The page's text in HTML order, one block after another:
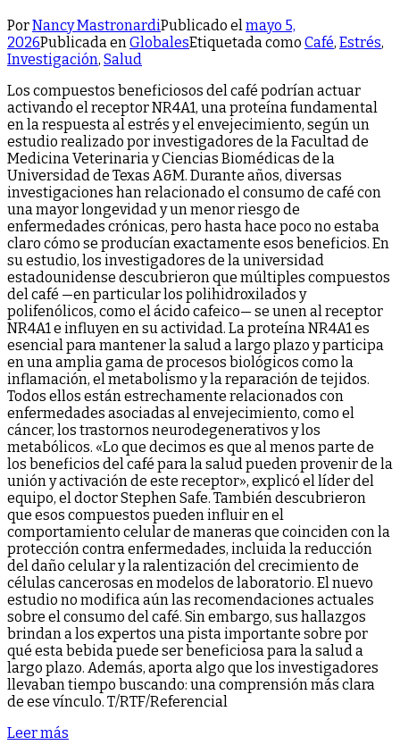
PorNancy MastronardiPublicado el mayo 5,
2026Publicada en GlobalesEtiquetada como Café, Estrés,
Investigación, Salud
Los compuestos beneficiosos del café podrían actuar
activando el receptor NR4A1, una proteína fundamental
en la respuesta al estrés y el envejecimiento, según un
estudio realizado por investigadores de la Facultad de
Medicina Veterinaria y Ciencias Biomédicas de la
Universidad de Texas A&M. Durante años, diversas
investigaciones han relacionado el consumo de café con
una mayor longevidad y un menor riesgo de
enfermedades crónicas, pero hasta hace poco no estaba
claro cómo se producían exactamente esos beneficios. En
su estudio, los investigadores de la universidad
estadounidense descubrieron que múltiples compuestos
del café —en particular los polihidroxilados y
polifenólicos, como el ácido cafeico— se unen al receptor
NR4A1 e influyen en su actividad. La proteína NR4A1 es
esencial para mantener la salud a largo plazo y participa
en una amplia gama de procesos biológicos como la
inflamación, el metabolismo y la reparación de tejidos.
Todos ellos están estrechamente relacionados con
enfermedades asociadas al envejecimiento, como el
cáncer, los trastornos neurodegenerativos y los
metabólicos. «Lo que decimos es que al menos parte de
los beneficios del café para la salud pueden provenir de la
unión y activación de este receptor», explicó el líder del
equipo, el doctor Stephen Safe. También descubrieron
que esos compuestos pueden influir en el
comportamiento celular de maneras que coinciden con la
protección contra enfermedades, incluida la reducción
del daño celular y la ralentización del crecimiento de
células cancerosas en modelos de laboratorio. El nuevo
estudio no modifica aún las recomendaciones actuales
sobre el consumo del café. Sin embargo, sus hallazgos
brindan a los expertos una pista importante sobre por
qué esta bebida puede ser beneficiosa para la salud a
largo plazo. Además, aporta algo que los investigadores
llevaban tiempo buscando: una comprensión más clara
de ese vínculo. T/RTF/Referencial
Leer más